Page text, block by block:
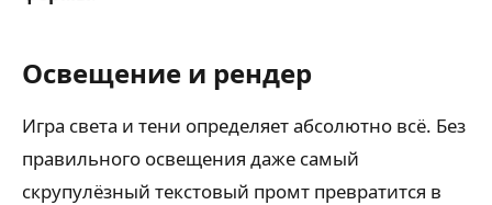
Освещение и рендер
Игра света и тени определяет абсолютно всё. Без
правильного освещения даже самый
скрупулёзный текстовый промт превратится в